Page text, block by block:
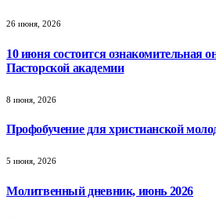
26 июня, 2026
10 июня состоится ознакомительная
Пасторской академии
8 июня, 2026
Профобучение для христианской
5 июня, 2026
Молитвенный дневник, июнь 2026